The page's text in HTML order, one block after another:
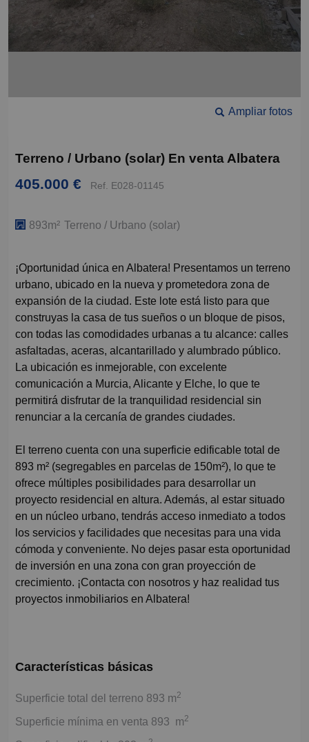
Ampliar fotos
Terreno / Urbano (solar) En venta Albatera
405.000 € Ref. E028-01145
893m² Terreno / Urbano (solar)
¡Oportunidad única en Albatera! Presentamos un terreno
urbano, ubicado en la nueva y prometedora zona de
expansión de la ciudad. Este lote está listo para que
construyas la casa de tus sueños o un bloque de pisos,
con todas las comodidades urbanas a tu alcance: calles
asfaltadas, aceras, alcantarillado y alumbrado público.
La ubicación es inmejorable, con excelente
comunicación a Murcia, Alicante y Elche, lo que te
permitirá disfrutar de la tranquilidad residencial sin
renunciar a la cercanía de grandes ciudades.
El terreno cuenta con una superficie edificable total de
893 m² (segregables en parcelas de 150m²), lo que te
ofrece múltiples posibilidades para desarrollar un
proyecto residencial en altura. Además, al estar situado
en un núcleo urbano, tendrás acceso inmediato a todos
los servicios y facilidades que necesitas para una vida
cómoda y conveniente. No dejes pasar esta oportunidad
de inversión en una zona con gran proyección de
crecimiento. ¡Contacta con nosotros y haz realidad tus
proyectos inmobiliarios en Albatera!
Características básicas
Superficie total del terreno 893 m2
Superficie mínima en venta 893 m2